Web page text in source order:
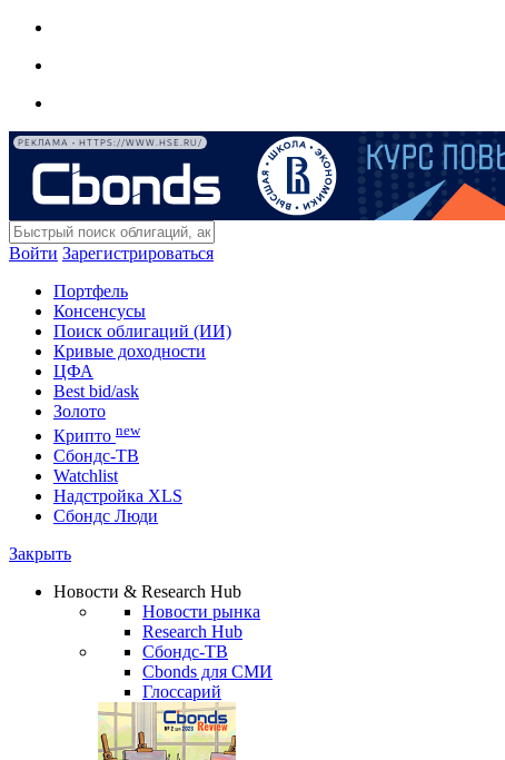
РЕКЛАМА • HTTPS://WWW.HSE.RU/
Войти Зарегистрироваться
Портфель
Консенсусы
Поиск облигаций (ИИ)
Кривые доходности
ЦФА
Best bid/ask
Золото
Крипто new
Сбондс-ТВ
Watchlist
Надстройка XLS
Сбондс Люди
Закрыть
Новости & Research Hub
Новости рынка
Research Hub
Сбондс-ТВ
Cbonds для СМИ
Глоссарий